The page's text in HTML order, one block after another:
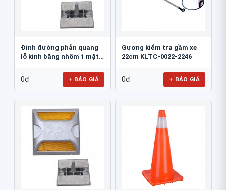
Đinh đường phản quang
lỗ kính bằng nhôm 1 mặt
0đ + BÁO GIÁ
Gương kiểm tra gầm xe
22cm KLTC-0022-2246
0đ + BÁO GIÁ